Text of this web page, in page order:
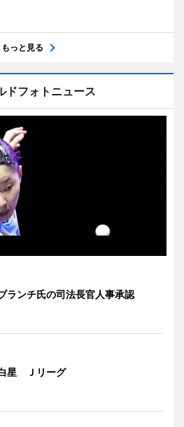
もっと見る
ドフォトニュース
ランチ氏の司法長官人事承認
星 Ｊリーグ